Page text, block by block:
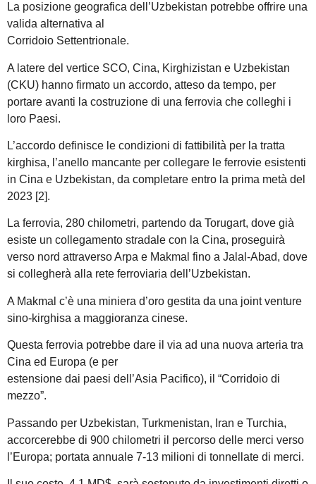
La posizione geografica dell’Uzbekistan potrebbe offrire una
valida alternativa al
Corridoio Settentrionale.
A latere del vertice SCO, Cina, Kirghizistan e Uzbekistan
(CKU) hanno firmato un accordo, atteso da tempo, per
portare avanti la costruzione di una ferrovia che colleghi i
loro Paesi.
L’accordo definisce le condizioni di fattibilità per la tratta
kirghisa, l’anello mancante per collegare le ferrovie esistenti
in Cina e Uzbekistan, da completare entro la prima metà del
2023 [2].
La ferrovia, 280 chilometri, partendo da Torugart, dove già
esiste un collegamento stradale con la Cina, proseguirà
verso nord attraverso Arpa e Makmal fino a Jalal-Abad, dove
si collegherà alla rete ferroviaria dell’Uzbekistan.
A Makmal c’è una miniera d’oro gestita da una joint venture
sino-kirghisa a maggioranza cinese.
Questa ferrovia potrebbe dare il via ad una nuova arteria tra
Cina ed Europa (e per
estensione dai paesi dell’Asia Pacifico), il “Corridoio di
mezzo”.
Passando per Uzbekistan, Turkmenistan, Iran e Turchia,
accorcerebbe di 900 chilometri il percorso delle merci verso
l’Europa; portata annuale 7-13 milioni di tonnellate di merci.